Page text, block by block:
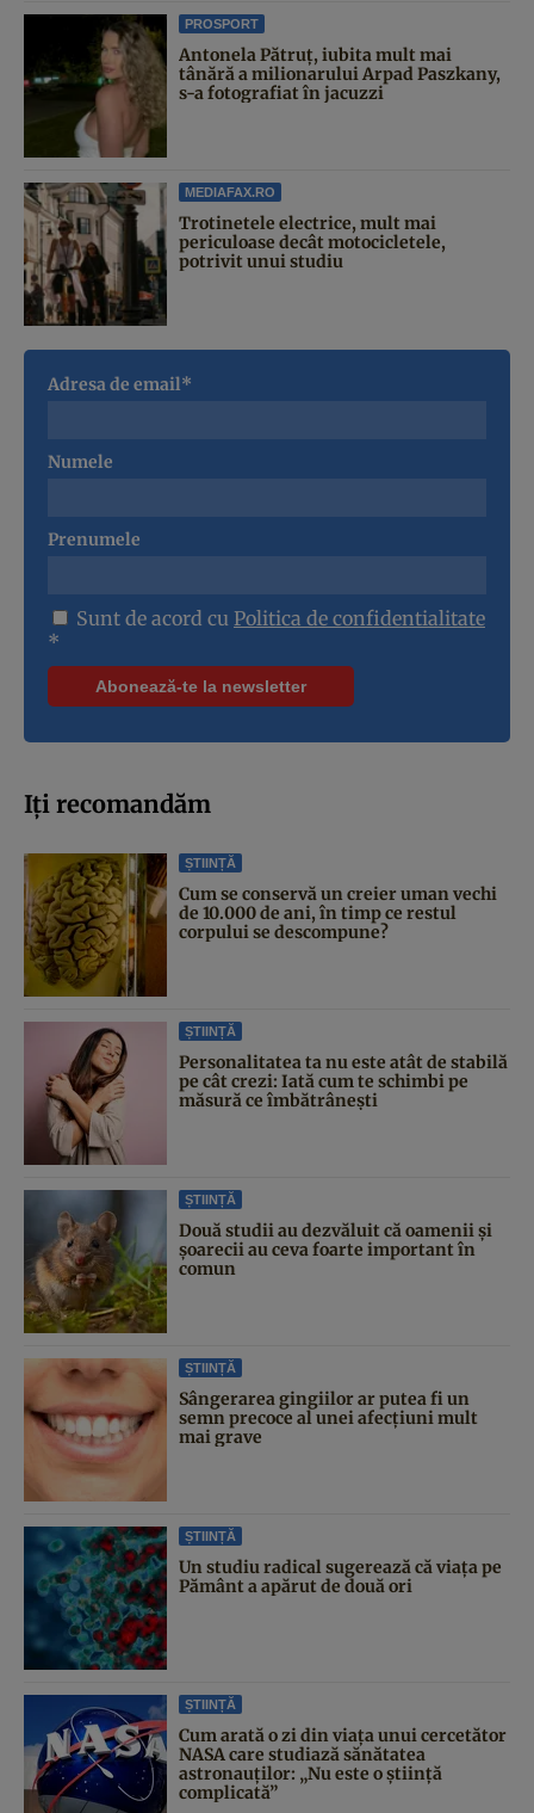
PROSPORT
Antonela Pătruț, iubita mult mai
tânără a milionarului Arpad Paszkany,
s-a fotografiat în jacuzzi
MEDIAFAX.RO
Trotinetele electrice, mult mai
periculoase decât motocicletele,
potrivit unui studiu
Adresa de email*
Numele
Prenumele
Sunt de acord cu Politica de confidentialitate
*
Iți recomandăm
ȘTIINȚĂ
Cum se conservă un creier uman vechi
de 10.000 de ani, în timp ce restul
corpului se descompune?
ȘTIINȚĂ
Personalitatea ta nu este atât de stabilă
pe cât crezi: Iată cum te schimbi pe
măsură ce îmbătrânești
ȘTIINȚĂ
Două studii au dezvăluit că oamenii și
șoarecii au ceva foarte important în
comun
ȘTIINȚĂ
Sângerarea gingiilor ar putea fi un
semn precoce al unei afecțiuni mult
mai grave
ȘTIINȚĂ
Un studiu radical sugerează că viața pe
Pământ a apărut de două ori
ȘTIINȚĂ
Cum arată o zi din viața unui cercetător
NASA care studiază sănătatea
astronauților: „Nu este o știință
complicată”